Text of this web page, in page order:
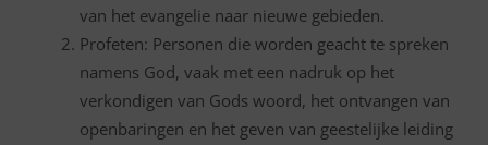
van het evangelie naar nieuwe gebieden.
Profeten: Personen die worden geacht te spreken
namens God, vaak met een nadruk op het
verkondigen van Gods woord, het ontvangen van
openbaringen en het geven van geestelijke leiding